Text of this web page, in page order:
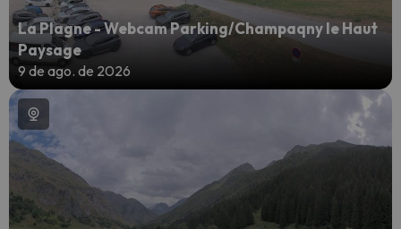
La Plagne - Webcam Parking/Champaqny le Haut
Paysage
9 de ago. de 2026